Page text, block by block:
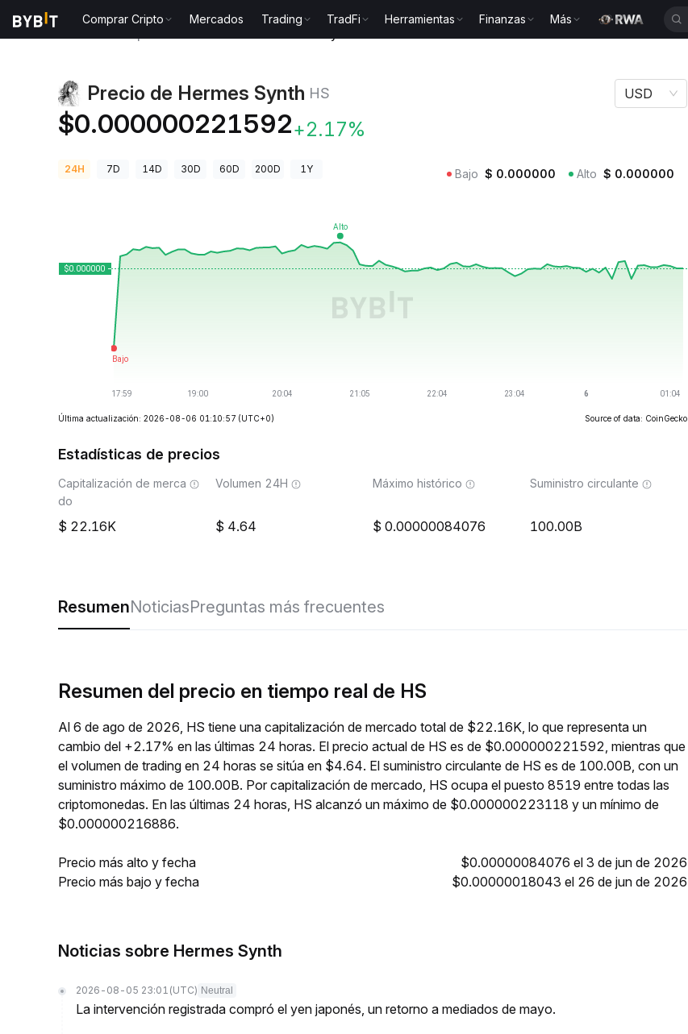
Comprar Cripto Mercados Trading TradFi Herramientas Finanzas Más
Precio de Hermes Synth HS
$0.000000221592+2.17%
USD
24H 7D 14D 30D 60D 200D 1Y Bajo $ 0.000000 Alto $ 0.000000
Última actualización: 2026-08-06 01:10:57 (UTC+0) Source of data: CoinGecko
Estadísticas de precios
Capitalización de merca
do
22.16K
Volumen 24H
4.64
Máximo histórico
0.00000084076
Suministro circulante
100.00B
ResumenNoticiasPreguntas más frecuentes
Resumen del precio en tiempo real de HS
Al 6 de ago de 2026, HS tiene una capitalización de mercado total de $22.16K, lo que representa un
cambio del +2.17% en las últimas 24 horas. El precio actual de HS es de $0.000000221592, mientras que
el volumen de trading en 24 horas se sitúa en $4.64. El suministro circulante de HS es de 100.00B, con un
suministro máximo de 100.00B. Por capitalización de mercado, HS ocupa el puesto 8519 entre todas las
criptomonedas. En las últimas 24 horas, HS alcanzó un máximo de $0.000000223118 y un mínimo de
$0.000000216886.
Precio más alto y fecha
$0.00000084076 el 3 de jun de 2026
Precio más bajo y fecha
$0.00000018043 el 26 de jun de 2026
Noticias sobre Hermes Synth
2026-08-05 23:01 (UTC) Neutral
La intervención registrada compró el yen japonés, un retorno a mediados de mayo.